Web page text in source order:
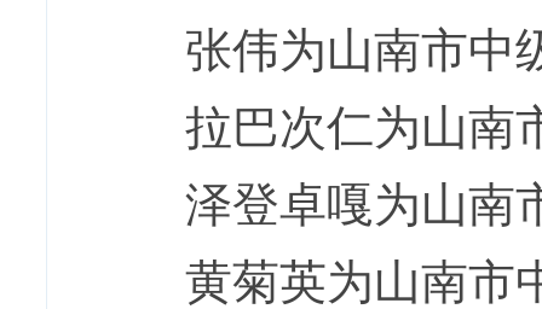
张伟为山南市中
拉巴次仁为山南
泽登卓嘎为山南
黄菊英为山南市